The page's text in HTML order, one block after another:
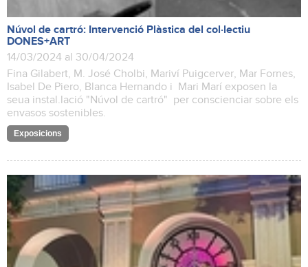
Núvol de cartró: Intervenció Plàstica del col·lectiu
DONES+ART
14/03/2024 al 30/04/2024
Fina Gilabert, M. José Cholbi, Mariví Puigcerver, Mar Fornes,
Isabel De Piero, Blanca Hernando i Mari Marí exposen la
seua instal.lació "Núvol de cartró" per conscienciar sobre els
envasos sostenibles.
Exposicions